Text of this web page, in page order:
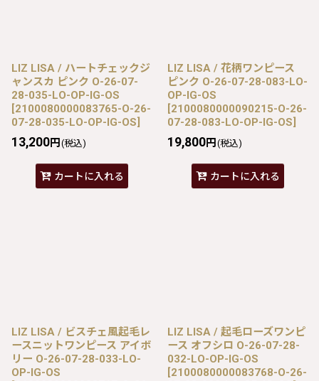
LIZ LISA / ハートチェックジ
ャンスカ ピンク O-26-07-
28-035-LO-OP-IG-OS
[2100080000083765-O-26-
07-28-035-LO-OP-IG-OS]
13,200円 (税込)
カートに入れる
LIZ LISA / 花柄ワンピース
ピンク O-26-07-28-083-LO-
OP-IG-OS
[2100080000090215-O-26-
07-28-083-LO-OP-IG-OS]
19,800円 (税込)
カートに入れる
LIZ LISA / ビスチェ風起毛レ
ースニットワンピース アイボ
リー O-26-07-28-033-LO-
OP-IG-OS
LIZ LISA / 起毛ローズワンピ
ース オフシロ O-26-07-28-
032-LO-OP-IG-OS
[2100080000083768-O-26-